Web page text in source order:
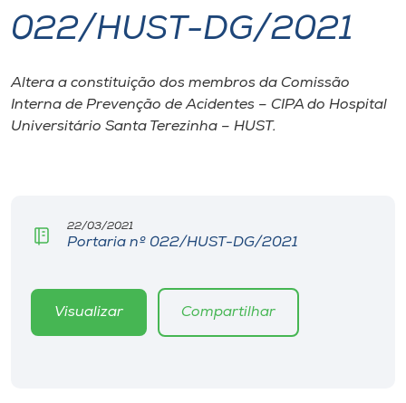
I.nova
Diplomados
Editora
022/HUST-DG/2021
Altera a constituição dos membros da Comissão
Interna de Prevenção de Acidentes – CIPA do Hospital
Universitário Santa Terezinha – HUST.
22/03/2021
Portaria nº 022/HUST-DG/2021
Visualizar Compartilhar